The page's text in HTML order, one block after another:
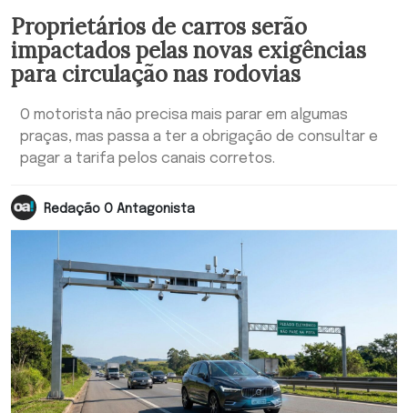
Proprietários de carros serão
impactados pelas novas exigências
para circulação nas rodovias
O motorista não precisa mais parar em algumas
praças, mas passa a ter a obrigação de consultar e
pagar a tarifa pelos canais corretos.
Redação O Antagonista